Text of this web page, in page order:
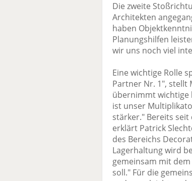
Die zweite
Architekten
haben
Planungshilfen
wir uns noch viel
Eine wichtige Rolle
Partner Nr. 1", stellt
übernimmt wichtige
ist unser
stärker." Bereits seit
erklärt Patrick
des Bereichs
Lagerhaltung wird
gemeinsam mit
soll." Für die